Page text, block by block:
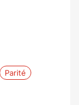
Parité